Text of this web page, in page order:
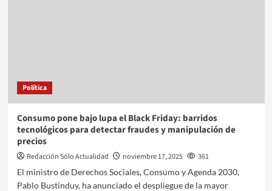
Política
Consumo pone bajo lupa el Black Friday: barridos
tecnológicos para detectar fraudes y manipulación de
precios
Redacción Sólo Actualidad noviembre 17, 2025
361
El ministro de Derechos Sociales, Consumo y Agenda 2030,
Pablo Bustinduy, ha anunciado el despliegue de la mayor